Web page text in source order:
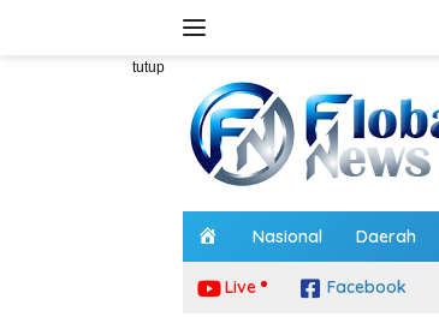
tutup
o
m
e
Nasional Daerah
Live Facebook